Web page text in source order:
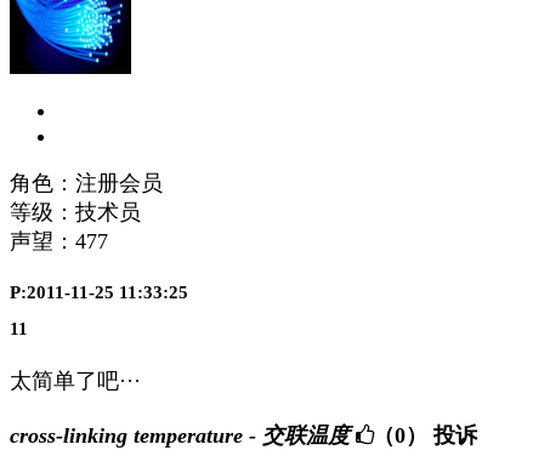
角色：注册会员
等级：技术员
声望： 477
P:2011-11-25 11:33:25
11
太简单了吧···
cross-linking temperature - 交联温度 （0） 投诉